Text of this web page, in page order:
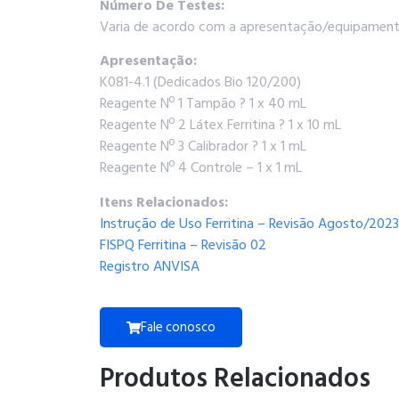
Número De Testes:
Varia de acordo com a apresentação/
Apresentação:
K081-4.1 (Dedicados Bio 120/200)
Reagente Nº 1 Tampão ? 1 x 40 mL
Reagente Nº 2 Látex Ferritina ? 1 x 10 mL
Reagente Nº 3 Calibrador ? 1 x 1 mL
Reagente Nº 4 Controle – 1 x 1 mL
Itens Relacionados:
Instrução de Uso Ferritina – Revisão Agosto/2023
FISPQ Ferritina – Revisão 02
Registro ANVISA
Fale conosco
Produtos Relacionados